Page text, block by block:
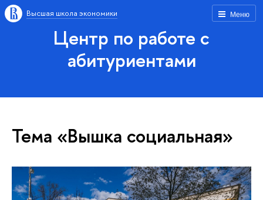
Меню
Высшая школа экономики
Центр по работе с
абитуриентами
Тема «Вышка социальная»